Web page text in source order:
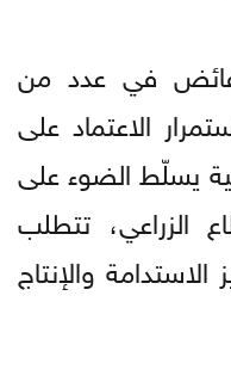
في عدد من
الاعتماد على
يسلّط الضوء على
الزراعي، تتطلب
والإنتاج